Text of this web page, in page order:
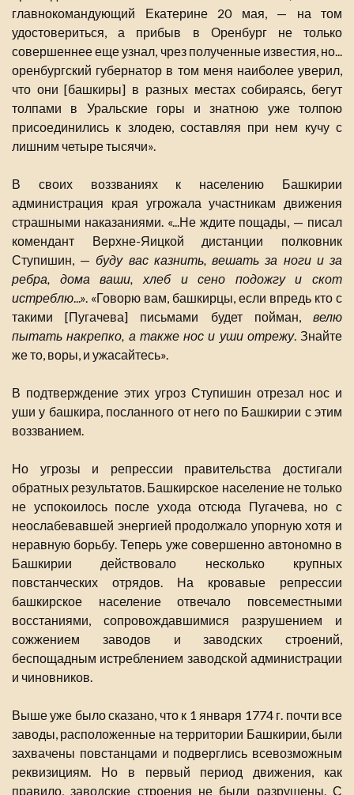
главнокомандующий Екатерине 20 мая, — на том
удостовериться, а прибыв в Оренбург не только
совершеннее еще узнал, чрез полученные известия, но...
оренбургский губернатор в том меня наиболее уверил,
что они [башкиры] в разных местах собираясь, бегут
толпами в Уральские горы и знатною уже толпою
присоединились к злодею, составляя при нем кучу с
лишним четыре тысячи».
В своих воззваниях к населению Башкирии
администрация края угрожала участникам движения
страшными наказаниями. «...Не ждите пощады, — писал
комендант Верхне-Яицкой дистанции полковник
Ступишин, —буду вас казнить, вешать за ноги и за
ребра, дома ваши, хлеб и сено подожгу и скот
истреблю ...». «Говорю вам, башкирцы, если впредь кто с
такими [Пугачева] письмами будет пойман, велю
пытать накрепко, а также нос и уши отрежу. Знайте
же то, воры, и ужасайтесь».
В подтверждение этих угроз Ступишин отрезал нос и
уши у башкира, посланного от него по Башкирии с этим
воззванием.
Но угрозы и репрессии правительства достигали
обратных результатов. Башкирское население не только
не успокоилось после ухода отсюда Пугачева, но с
неослабевавшей энергией продолжало упорную хотя и
неравную борьбу. Теперь уже совершенно автономно в
Башкирии действовало несколько крупных
повстанческих отрядов. На кровавые репрессии
башкирское население отвечало повсеместными
восстаниями, сопровождавшимися разрушением и
сожжением заводов и заводских строений,
беспощадным истреблением заводской администрации
и чиновников.
Выше уже было сказано, что к 1 января 1774 г. почти все
заводы, расположенные на территории Башкирии, были
захвачены повстанцами и подверглись всевозможным
реквизициям. Но в первый период движения, как
правило, заводские строения не были разрушены. С